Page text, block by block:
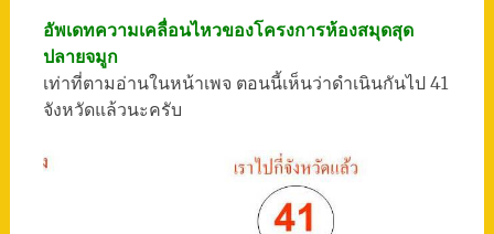
อัพเดทความเคลื่อนไหวของโครงการห้องสมุดสุด
ปลายจมูก
เท่าที่ตามอ่านในหน้าเพจ ตอนนี้เห็นว่าดำเนินกันไป 41
จังหวัดแล้วนะครับ